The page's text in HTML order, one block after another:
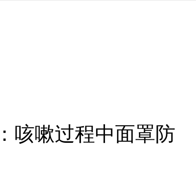
咳嗽过程中面罩防